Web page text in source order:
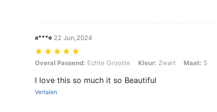
a***e 22 Jun,2024
Overal Passend: Echte Grootte, Kleur: Zwart, Maat: S
Overal Passend: Echte Grootte Kleur: Zwart Maat: S
I love this so much it so Beautiful
Vertalen